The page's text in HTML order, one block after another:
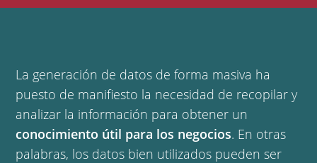
La generación de datos de forma masiva ha
puesto de manifiesto la necesidad de recopilar y
analizar la información para obtener un
conocimiento útil para los negocios. En otras
palabras, los datos bien utilizados pueden ser